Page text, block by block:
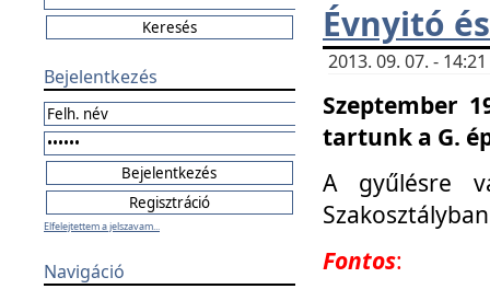
Bejelentkezés
Elfelejtettem a jelszavam...
Navigáció
Évnyitó
2013. 09. 07. -
Szeptember
tartunk a G.
A gyűlésre
Fontos: